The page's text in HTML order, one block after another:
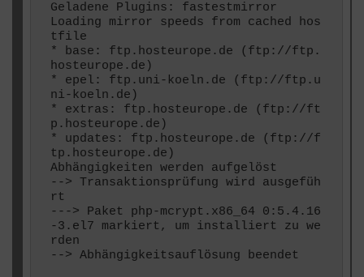
Geladene Plugins: fastestmirror
Loading mirror speeds from cached hos
tfile
* base: ftp.hosteurope.de (ftp://ftp.
hosteurope.de)
* epel: ftp.uni-koeln.de (ftp://ftp.u
ni-koeln.de)
* extras: ftp.hosteurope.de (ftp://ft
p.hosteurope.de)
* updates: ftp.hosteurope.de (ftp://f
tp.hosteurope.de)
Abhängigkeiten werden aufgelöst
--> Transaktionsprüfung wird ausgefüh
rt
---> Paket php-mcrypt.x86_64 0:5.4.16
-3.el7 markiert, um installiert zu we
rden
--> Abhängigkeitsauflösung beendet